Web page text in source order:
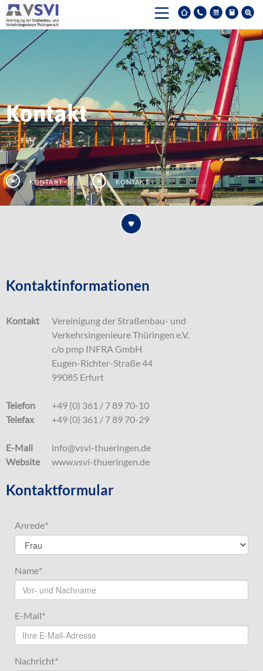
Kontakt
Kontakt Kontakt
Kontaktinformationen
Kontakt
Vereinigung der Straßenbau- und
Verkehrsingenieure Thüringen e.V.
c/o pmp INFRA GmbH
Eugen-Richter-Straße 44
99085 Erfurt
Telefon
+49 (0) 361 / 7 89 70-10
Telefax
+49 (0) 361 / 7 89 70-29
E-Mail
info@vsvi-thueringen.de
Website
www.vsvi-thueringen.de
Kontaktformular
Anrede*
Name*
E-Mail*
Nachricht*